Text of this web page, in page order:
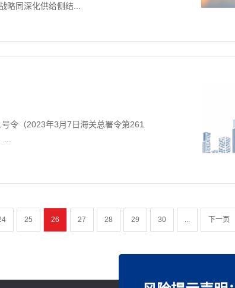
略同深化供给侧结...
令（2023年3月7日海关总署令第261
25 26 27 28 29 30 ... 下一页